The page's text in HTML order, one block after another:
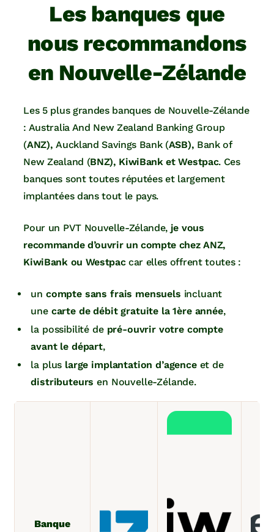
Les banques que
nous recommandons
en Nouvelle-Zélande
Les 5 plus grandes banques de Nouvelle-Zélande
: Australia And New Zealand Banking Group
(ANZ),Auckland Savings Bank (ASB), Bank of
New Zealand (BNZ), KiwiBank et Westpac. Ces
banques sont toutes réputées et largement
implantées dans tout le pays.
Pour un PVT Nouvelle-Zélande, je vous
recommande d’ouvrir un compte chez ANZ,
KiwiBank ou Westpaccar elles offrent toutes :
un compte sans frais mensuels incluant
une carte de débit gratuite la 1ère année,
la possibilité de pré-ouvrir votre compte
avant le départ,
la plus large implantation d’agenceet de
distributeurs en Nouvelle-Zélande.
Banque